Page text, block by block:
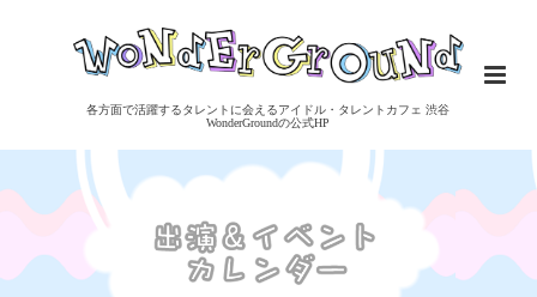
各方面で活躍するタレントに会えるアイドル・タレントカフェ 渋谷
WonderGroundの公式HP